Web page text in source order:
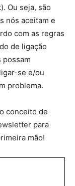
Ou seja, são
nós aceitam e
com as regras
de ligação
possam
se e/ou
problema.
conceito de
para
mão!